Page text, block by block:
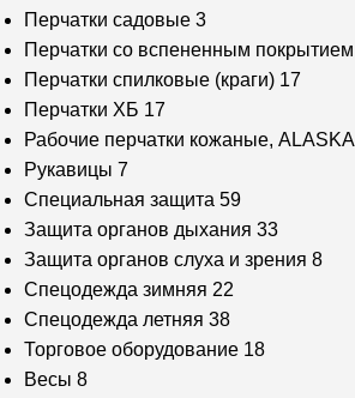
Перчатки садовые 3
Перчатки со вспененным покрытием
Перчатки спилковые (краги) 17
Перчатки ХБ 17
Рабочие перчатки кожаные, ALASKA
Рукавицы 7
Специальная защита 59
Защита органов дыхания 33
Защита органов слуха и зрения 8
Спецодежда зимняя 22
Спецодежда летняя 38
Торговое оборудование 18
Весы 8